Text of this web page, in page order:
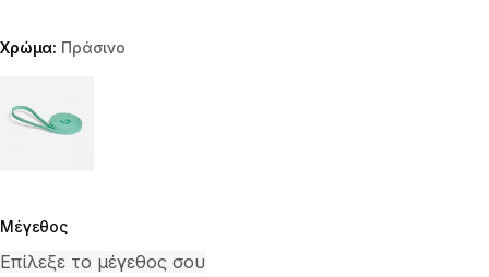
Χρώμα: Πράσινο
Μέγεθος